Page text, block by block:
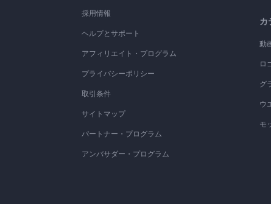
採用情報
ヘルプとサポート
アフィリエイト・プログラム
プライバシーポリシー
取引条件
サイトマップ
パートナー・プログラム
アンバサダー・プログラム
カ
動
ロ
グ
ウ
モ